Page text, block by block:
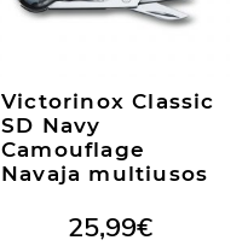
Victorinox Classic
SD Navy
Camouflage
Navaja multiusos
25,99€